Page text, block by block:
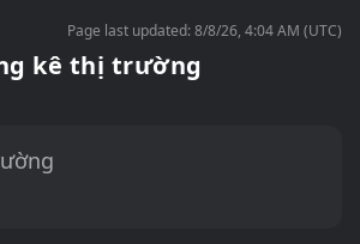
Page last updated: 8/8/26, 4:04 AM (UTC)
kê thị trường